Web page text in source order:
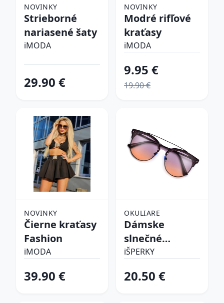
NOVINKY
Strieborné
nariasené šaty
iMODA
29.90 €
NOVINKY
Modré rifľové
kraťasy
iMODA
9.95 €
19.90 €
NOVINKY
Čierne kraťasy
Fashion
iMODA
39.90 €
OKULIARE
Dámske
slnečné
okuliare
iŠPERKY
20.50 €